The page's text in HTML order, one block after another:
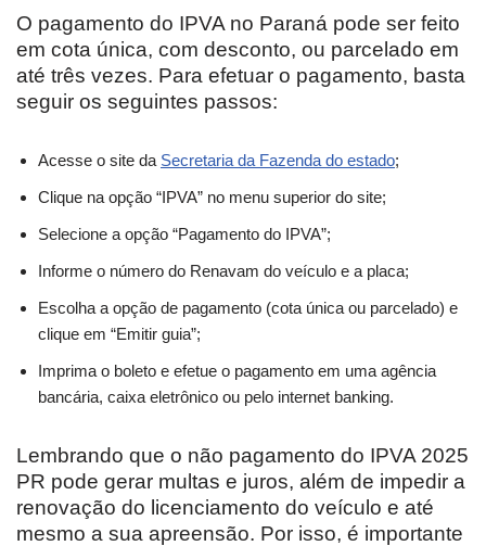
O pagamento do IPVA no Paraná pode ser feito
em cota única, com desconto, ou parcelado em
até três vezes. Para efetuar o pagamento, basta
seguir os seguintes passos:
Acesse o site da Secretaria da Fazenda do estado;
Clique na opção “IPVA” no menu superior do site;
Selecione a opção “Pagamento do IPVA”;
Informe o número do Renavam do veículo e a placa;
Escolha a opção de pagamento (cota única ou parcelado) e
clique em “Emitir guia”;
Imprima o boleto e efetue o pagamento em uma agência
bancária, caixa eletrônico ou pelo internet banking.
Lembrando que o não pagamento do IPVA 2025
PR pode gerar multas e juros, além de impedir a
renovação do licenciamento do veículo e até
mesmo a sua apreensão. Por isso, é importante